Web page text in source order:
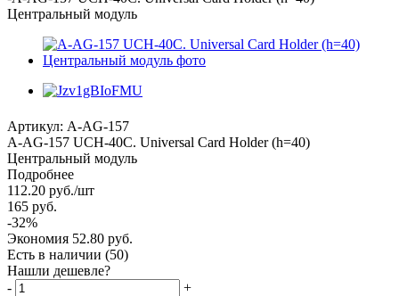
Центральный модуль
Артикул: A-AG-157
А-AG-157 UCH-40С. Universal Card Holder (h=40)
Центральный модуль
Подробнее
112.20 руб./шт
165 руб.
-32%
Экономия 52.80 руб.
Есть в наличии (50)
Нашли дешевле?
-
+